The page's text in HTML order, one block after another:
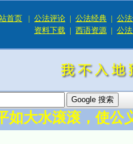
首页 | 公法评论 | 公法经典 | 公
资料下载 | 西语资源 | 公
如大水滚滚，使公